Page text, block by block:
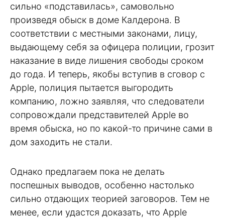
сильно «подставилась», самовольно
произведя обыск в доме Калдерона. В
соответствии с местными законами, лицу,
выдающему себя за офицера полиции, грозит
наказание в виде лишения свободы сроком
до года. И теперь, якобы вступив в сговор с
Apple, полиция пытается выгородить
компанию, ложно заявляя, что следователи
сопровождали представителей Apple во
время обыска, но по какой-то причине сами в
дом заходить не стали.
Однако предлагаем пока не делать
поспешных выводов, особенно настолько
сильно отдающих теорией заговоров. Тем не
менее, если удастся доказать, что Apple